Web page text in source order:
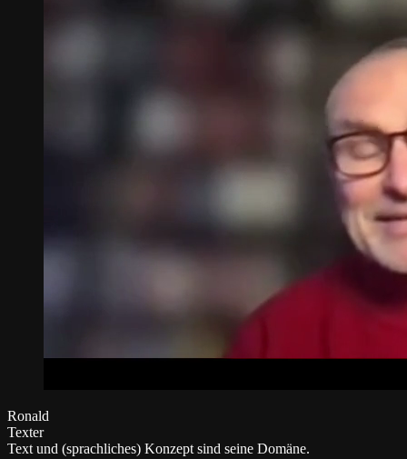
Ronald
Texter
Text und (sprachliches) Konzept sind seine Domäne.